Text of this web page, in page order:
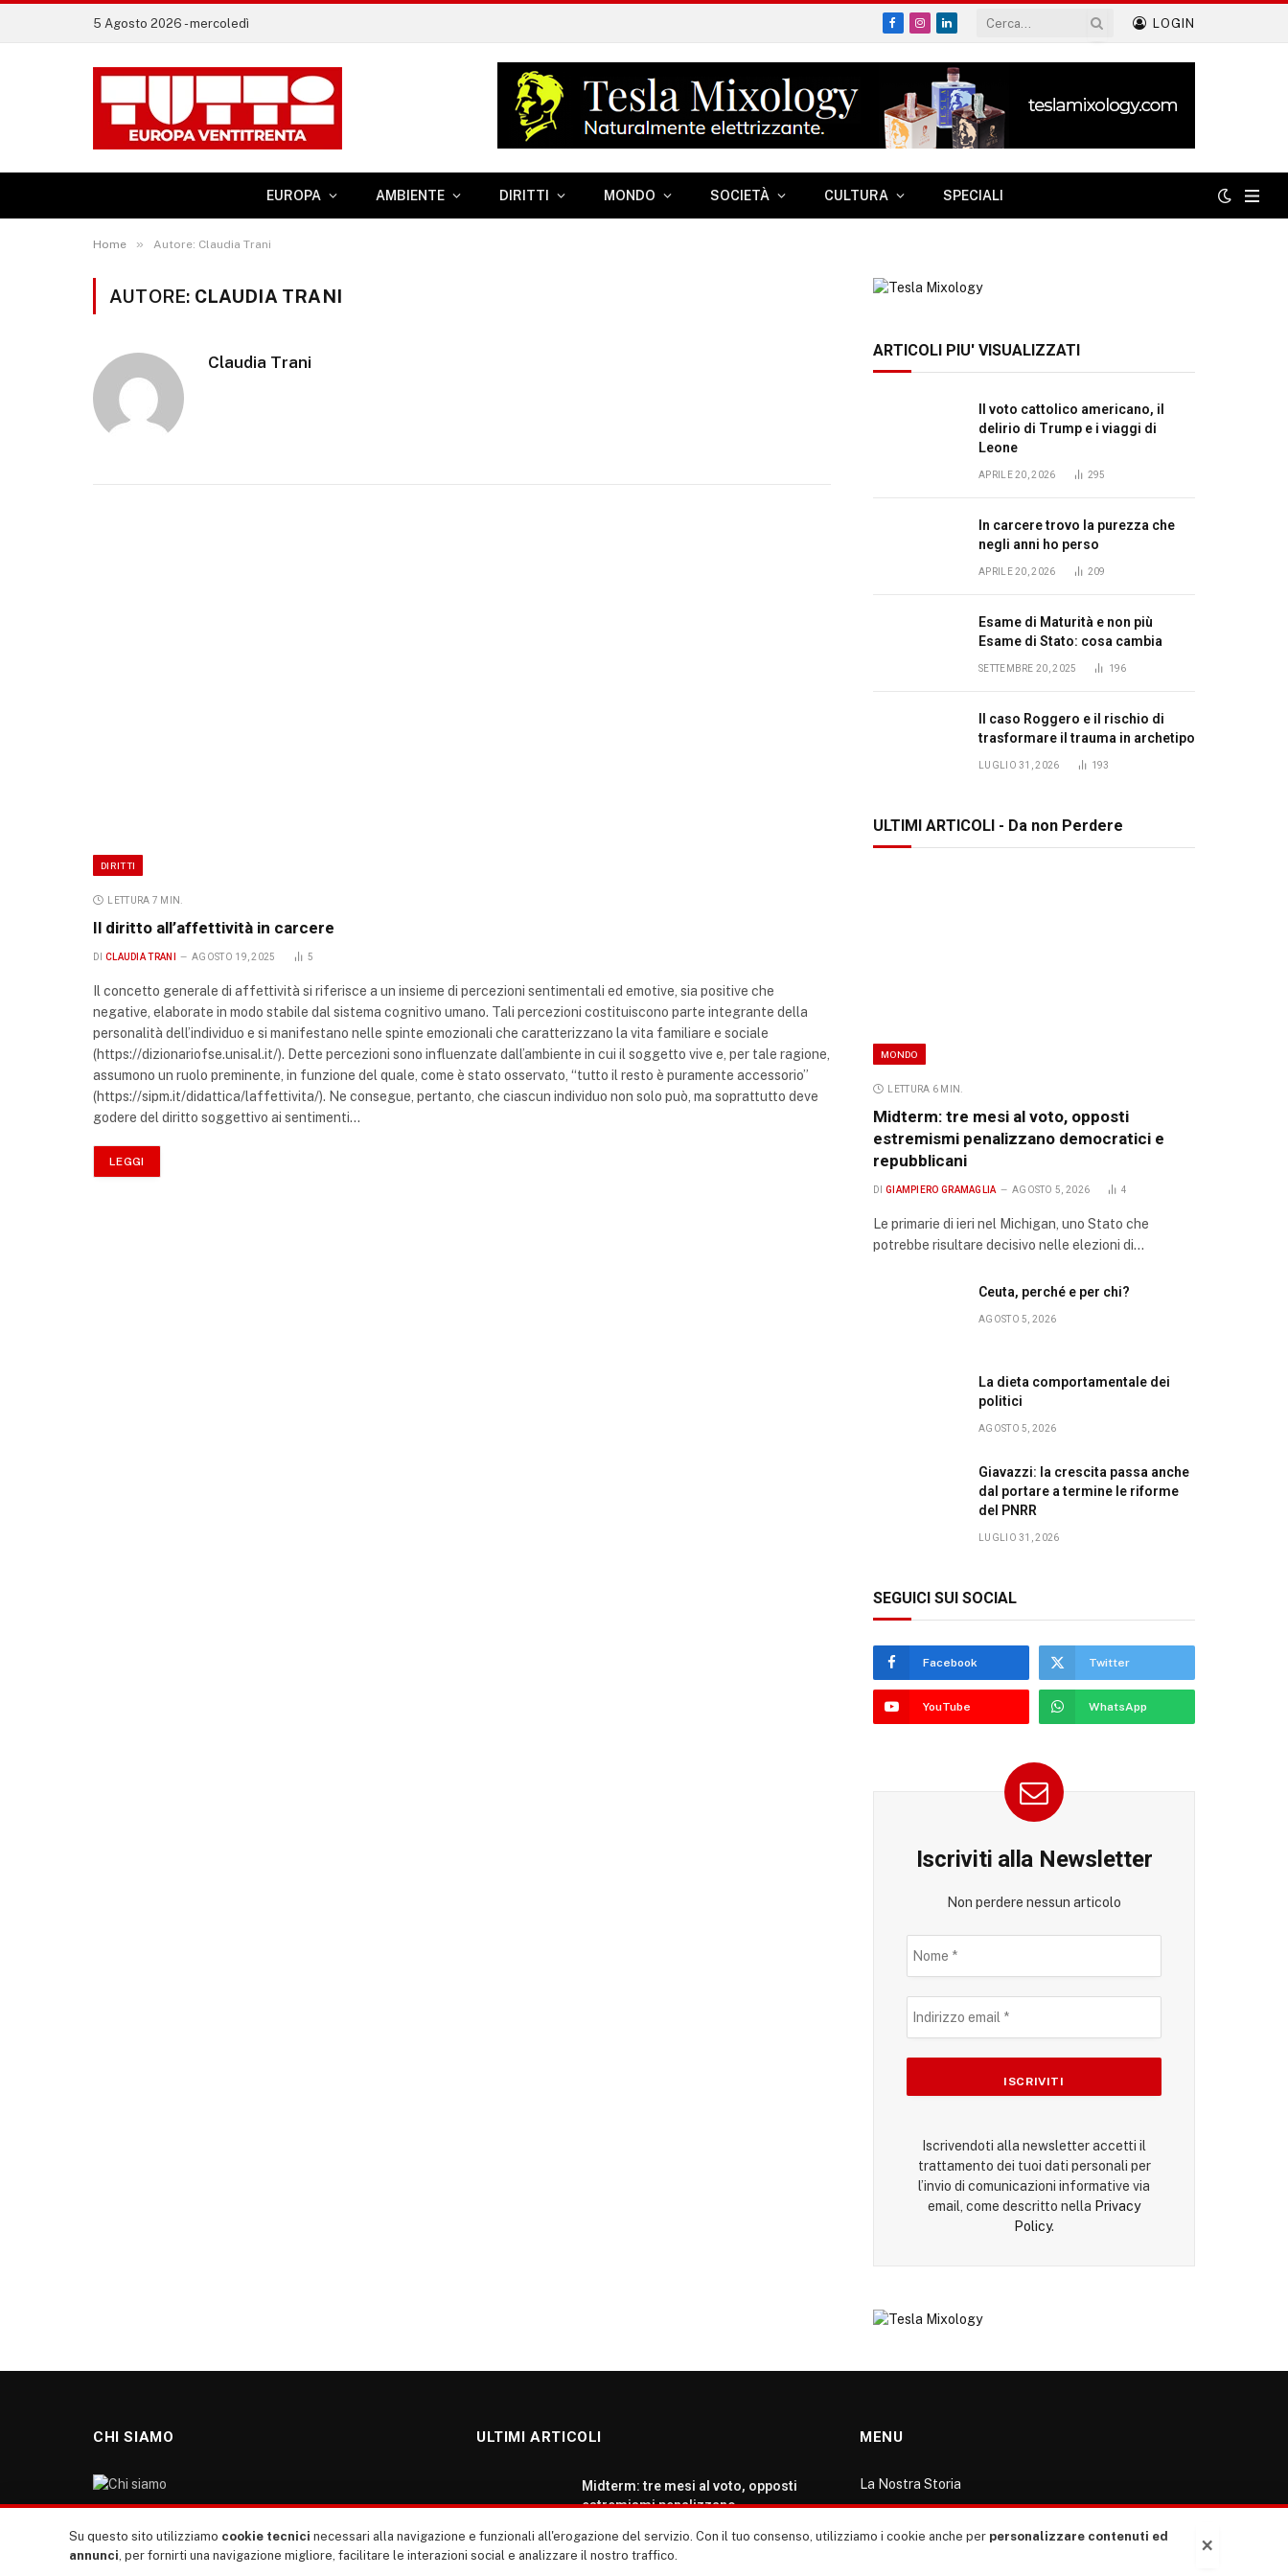
5 Agosto 2026 - mercoledì
Facebook
Instagram
LinkedIn
LOGIN
EUROPA AMBIENTE DIRITTI MONDO SOCIETÀ CULTURA SPECIALI
Home » Autore: Claudia Trani
AUTORE: CLAUDIA TRANI
Claudia Trani
DIRITTI
LETTURA 7 MIN.
Il diritto all’affettività in carcere
DI CLAUDIA TRANI AGOSTO 19, 2025 5
Il concetto generale di affettività si riferisce a un insieme di percezioni sentimentali ed emotive, sia positive che
negative, elaborate in modo stabile dal sistema cognitivo umano. Tali percezioni costituiscono parte integrante della
personalità dell’individuo e si manifestano nelle spinte emozionali che caratterizzano la vita familiare e sociale
(https://dizionariofse.unisal.it/). Dette percezioni sono influenzate dall’ambiente in cui il soggetto vive e, per tale ragione,
assumono un ruolo preminente, in funzione del quale, come è stato osservato, “tutto il resto è puramente accessorio”
(https://sipm.it/didattica/laffettivita/). Ne consegue, pertanto, che ciascun individuo non solo può, ma soprattutto deve
godere del diritto soggettivo ai sentimenti…
LEGGI
ARTICOLI PIU' VISUALIZZATI
Il voto cattolico americano, il
delirio di Trump e i viaggi di
Leone
APRILE 20, 2026 295
In carcere trovo la purezza che
negli anni ho perso
APRILE 20, 2026 209
Esame di Maturità e non più
Esame di Stato: cosa cambia
SETTEMBRE 20, 2025 196
Il caso Roggero e il rischio di
trasformare il trauma in archetipo
LUGLIO 31, 2026 193
ULTIMI ARTICOLI - Da non Perdere
MONDO
LETTURA 6 MIN.
Midterm: tre mesi al voto, opposti
estremismi penalizzano democratici e
repubblicani
DI GIAMPIERO GRAMAGLIA AGOSTO 5, 2026 4
Le primarie di ieri nel Michigan, uno Stato che
potrebbe risultare decisivo nelle elezioni di…
Ceuta, perché e per chi?
AGOSTO 5, 2026
La dieta comportamentale dei
politici
AGOSTO 5, 2026
Giavazzi: la crescita passa anche
dal portare a termine le riforme
del PNRR
LUGLIO 31, 2026
SEGUICI SUI SOCIAL
Facebook Twitter
YouTube WhatsApp
Iscriviti alla Newsletter
Non perdere nessun articolo
Iscrivendoti alla newsletter accetti il
trattamento dei tuoi dati personali per
l’invio di comunicazioni informative via
email, come descritto nella Privacy
Policy.
CHI SIAMO
nostro sito giornale è l’erede di “TUTTI”: giornale
ULTIMI ARTICOLI
Midterm: tre mesi al voto, opposti
estremismi penalizzano
AGOSTO 5, 2026
MENU
La Nostra Storia
ventitrenta
×
Su questo sito utilizziamo cookie tecnici necessari alla navigazione e funzionali all'erogazione del servizio. Con il tuo consenso, utilizziamo i cookie anche per personalizzare contenuti ed
annunci, per fornirti una navigazione migliore, facilitare le interazioni social e analizzare il nostro traffico.